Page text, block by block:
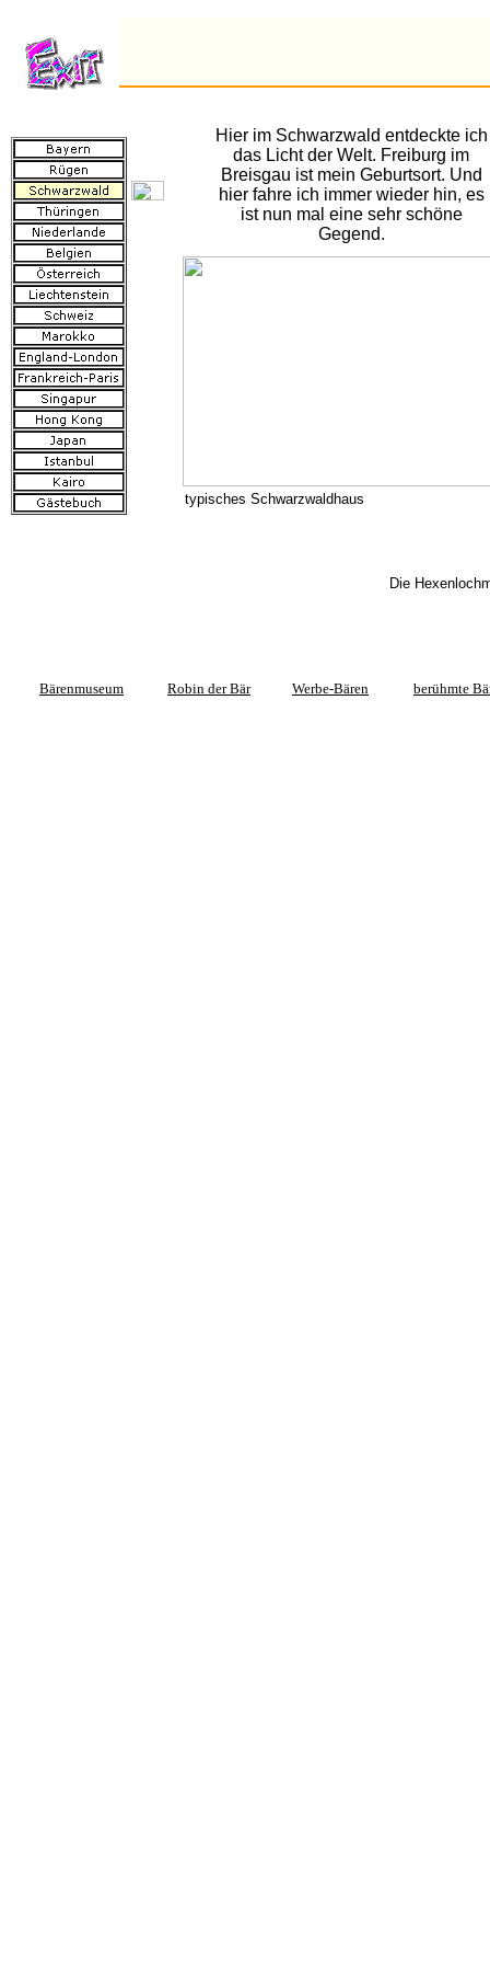
Hier im Schwarzwald entdeckte ich
das Licht der Welt. Freiburg im
Breisgau ist mein Geburtsort. Und
hier fahre ich immer wieder hin, es
ist nun mal eine sehr schöne
Gegend.
typisches Schwarzwaldhaus
Die
Bärenmuseum Robin der Bär Werbe-Bären berühmte